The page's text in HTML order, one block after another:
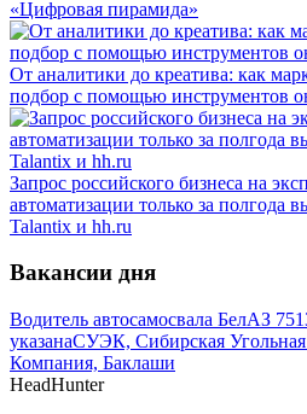
«Цифровая пирамида»
От аналитики до креатива: как
подбор с помощью инструментов
Запрос российского бизнеса на
автоматизации только за полгода
Talantix и hh.ru
Вакансии дня
Водитель автосамосвала БелАЗ
указанаСУЭК, Сибирская Угольная
Компания, Баклаши
HeadHunter